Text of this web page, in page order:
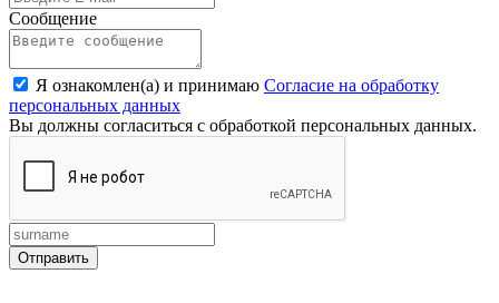
Сообщение
Я ознакомлен(а) и принимаю Согласие на обработку
персональных данных
Вы должны согласиться с обработкой персональных данных.